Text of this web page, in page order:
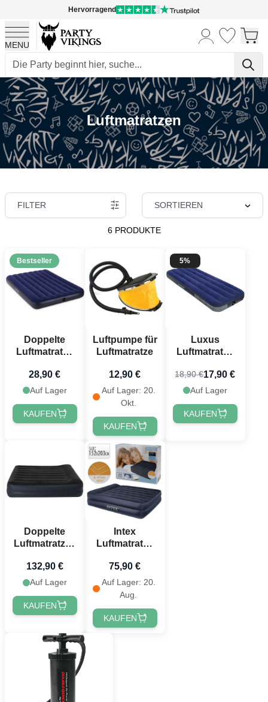
Hervorragend
MENU
Skip to Content
Luftmatratzen
FILTER SORTIEREN
6 PRODUKTE
Bestseller
Doppelte
Luftmatratze
cm
28,90 €
Auf Lager
KAUFEN
Luftpumpe für
Luftmatratze
12,90 €
Auf Lager: 20.
Okt.
KAUFEN
5%
Luxus
Luftmatratze
18,90 €17,90 €
Auf Lager
KAUFEN
Doppelte
Luftmatratze -
cm
132,90 €
Auf Lager
KAUFEN
Intex
Luftmatratze
integrierter
Pumpe
203x152x42
75,90 €
Auf Lager: 20.
Aug.
KAUFEN